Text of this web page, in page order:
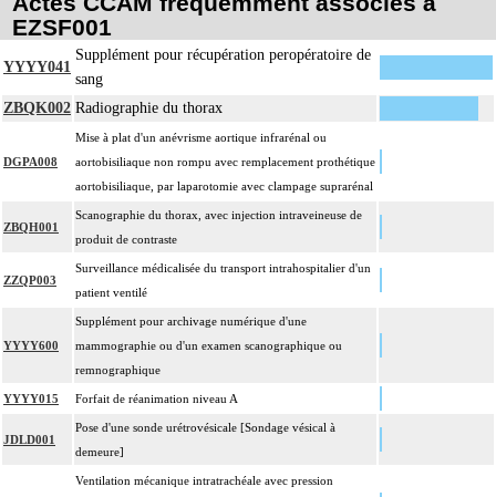
EZSF001
YYYY041
Supplément pour récupération peropératoire de
sang
ZBQK002 Radiographie du thorax
DGPA008
Mise à plat d'un anévrisme aortique infrarénal ou
aortobisiliaque non rompu avec remplacement prothétique
aortobisiliaque, par laparotomie avec clampage suprarénal
ZBQH001
Scanographie du thorax, avec injection intraveineuse de
produit de contraste
ZZQP003
Surveillance médicalisée du transport intrahospitalier d'un
patient ventilé
YYYY600
Supplément pour archivage numérique d'une
mammographie ou d'un examen scanographique ou
remnographique
YYYY015 Forfait de réanimation niveau A
JDLD001
Pose d'une sonde urétrovésicale [Sondage vésical à
demeure]
Ventilation mécanique intratrachéale avec pression